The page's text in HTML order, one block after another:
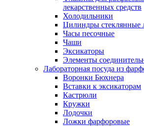
лекарственных средств
Холодильники
Цилиндры стеклянные
Часы песочные
Чаши
Эксикаторы
Элементы
Лабораторная посуда из
Воронки Бюхнера
Вставки к эксикаторам
Кастрюли
Кружки
Лодочки
Ложки фарфоровые